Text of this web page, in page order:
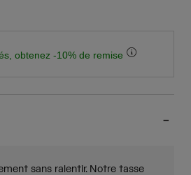
obtenez -10% de remise
sans ralentir. Notre tasse